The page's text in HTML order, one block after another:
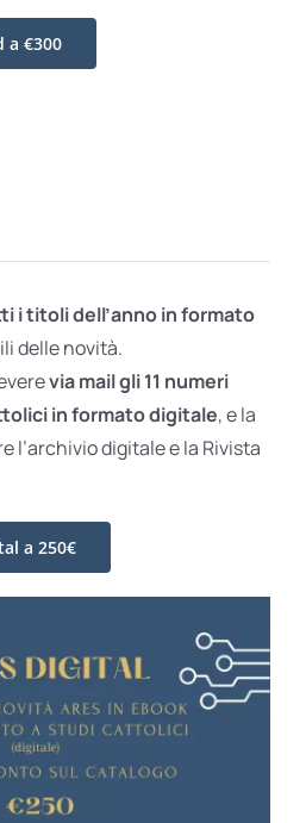
a €300
i titoli dell’anno in formato
delle novità.
via mail gli 11 numeri
in formato digitale, e la
l’archivio digitale e la Rivista
a 250€